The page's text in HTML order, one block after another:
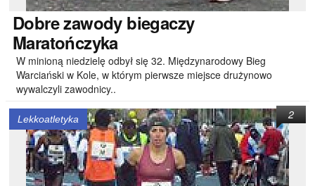
Dobrezawody biegaczy
Maratończyka
W minioną niedzielę odbył się 32. Międzynarodowy Bieg
Warciański w Kole, w którym pierwsze miejsce drużynowo
wywalczyli zawodnicy..
Lekkoatletyka 2